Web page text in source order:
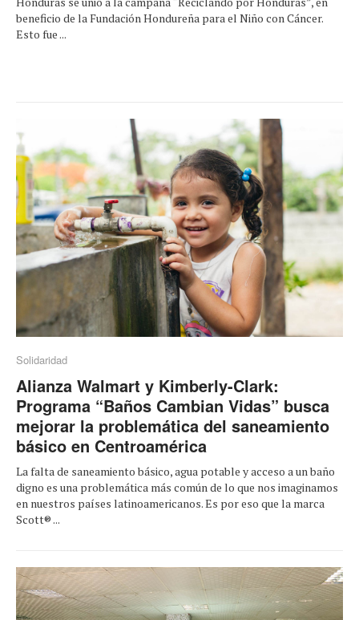
beneficio de la Fundación Hondureña para el Niño con Cáncer.
Esto fue ...
Solidaridad
Alianza Walmart y Kimberly-Clark:
Programa “Baños Cambian Vidas” busca
mejorar la problemática del saneamiento
básico en Centroamérica
La falta de saneamiento básico, agua potable y acceso a un baño
digno es una problemática más común de lo que nos imaginamos
en nuestros países latinoamericanos. Es por eso que la marca
Scott® ...